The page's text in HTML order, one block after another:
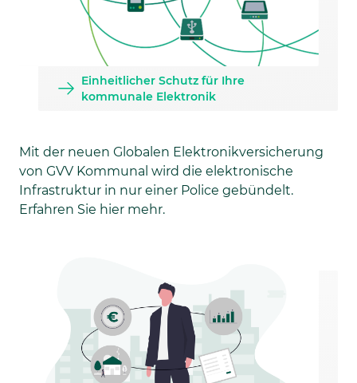
Einheitlicher Schutz für Ihre
kommunale Elektronik
Mit der neuen Globalen Elektronikversicherung
von GVV Kommunal wird die elektronische
Infrastruktur in nur einer Police gebündelt.
Erfahren Sie hier mehr.